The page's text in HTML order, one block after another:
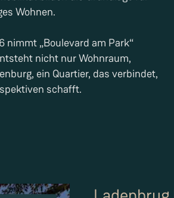
Wohnen.
nimmt „Boulevard am Park“
nicht nur Wohnraum,
ein Quartier, das verbindet,
schafft.